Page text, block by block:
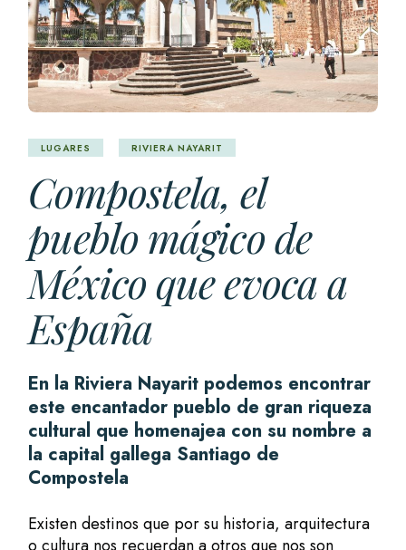
LUGARES RIVIERA NAYARIT
Compostela, el
pueblo mágico de
México que evoca a
España
En la Riviera Nayarit podemos encontrar
este encantador pueblo de gran riqueza
cultural que homenajea con su nombre a
la capital gallega Santiago de
Compostela
Existen destinos que por su historia, arquitectura